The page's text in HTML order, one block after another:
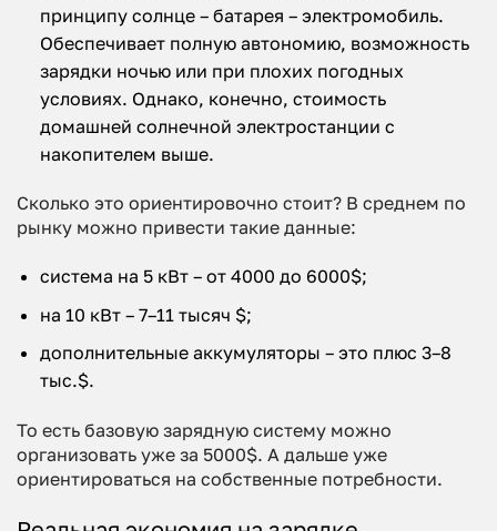
принципу солнце – батарея – электромобиль.
Обеспечивает полную автономию, возможность
зарядки ночью или при плохих погодных
условиях. Однако, конечно, стоимость
домашней солнечной электростанции с
накопителем выше.
Сколько это ориентировочно стоит? В среднем по
рынку можно привести такие данные:
система на 5 кВт – от 4000 до 6000$;
на 10 кВт – 7–11 тысяч $;
дополнительные аккумуляторы – это плюс 3–8
тыс.$.
То есть базовую зарядную систему можно
организовать уже за 5000$. А дальше уже
ориентироваться на собственные потребности.